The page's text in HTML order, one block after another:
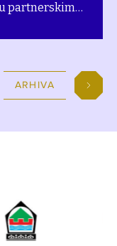
posjete
ARHIVA